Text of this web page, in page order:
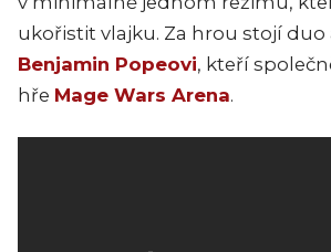
ukořistit vlajku. Za hrou stojí
Benjamin Popeovi, kteří
hře Mage Wars Arena.